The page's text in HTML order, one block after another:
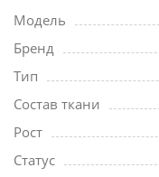
Модель
Бренд
Тип
Состав ткани
Рост
Статус